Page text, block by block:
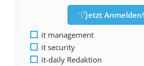
Jetzt Anmelden!
it management
it security
it-daily Redaktion